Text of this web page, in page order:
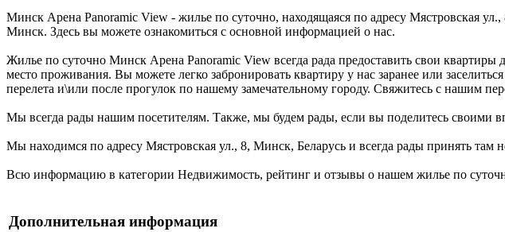
Минск Арена Panoramic View - жилье по суточно, находящаяся по адресу Мястровская
Минск. Здесь вы можете ознакомиться с основной информацией о нас.
Жилье по суточно Минск Арена Panoramic View всегда рада предоставить свои
место проживания. Вы можете легко забронировать квартиру у нас заранее или
перелета и\или после прогулок по нашему замечательному городу. Свяжитесь с нашим
Мы всегда рады нашим посетителям. Также, мы будем рады, если вы поделитесь своими
Мы находимся по адресу Мястровская ул., 8, Минск, Беларусь и всегда рады принять
Всю информацию в категории Недвижимость, рейтинг и отзывы о нашем жилье по
Дополнительная информация